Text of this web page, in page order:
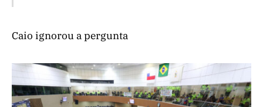
Caio ignorou a pergunta